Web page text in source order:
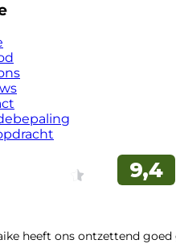
heeft ons ontzettend